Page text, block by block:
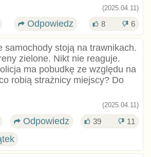
(2025.04.11)
Odpowiedz 8 6
samochody stoją na trawnikach.
zielone. Nikt nie reaguje.
ma pobudkę ze względu na
robią strażnicy miejscy? Do
(2025.04.11)
Odpowiedz 39 11